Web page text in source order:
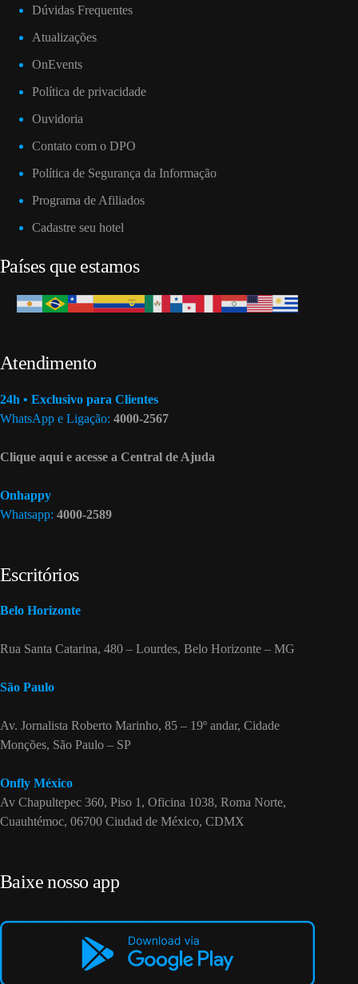
Dúvidas Frequentes
Atualizações
OnEvents
Política de privacidade
Ouvidoria
Contato com o DPO
Política de Segurança da Informação
Programa de Afiliados
Cadastre seu hotel
Países que estamos
Atendimento
24h • Exclusivo para Clientes
WhatsApp e Ligação: 4000-2567
Clique aqui e acesse a Central de Ajuda
Onhappy
Whatsapp: 4000-2589
Escritórios
Belo Horizonte
Rua Santa Catarina, 480 – Lourdes, Belo Horizonte – MG
São Paulo
Av. Jornalista Roberto Marinho, 85 – 19º andar, Cidade
Monções, São Paulo – SP
Onfly México
Av Chapultepec 360, Piso 1, Oficina 1038, Roma Norte,
Cuauhtémoc, 06700 Ciudad de México, CDMX
Baixe nosso app